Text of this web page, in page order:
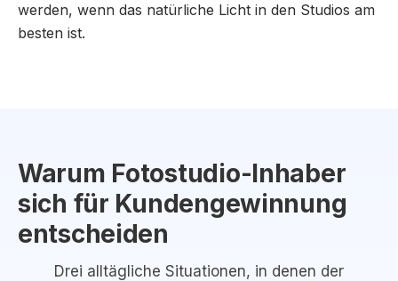
werden, wenn das natürliche Licht in den Studios am
besten ist.
Warum Fotostudio-Inhaber
sich für Kundengewinnung
entscheiden
Drei alltägliche Situationen, in denen der